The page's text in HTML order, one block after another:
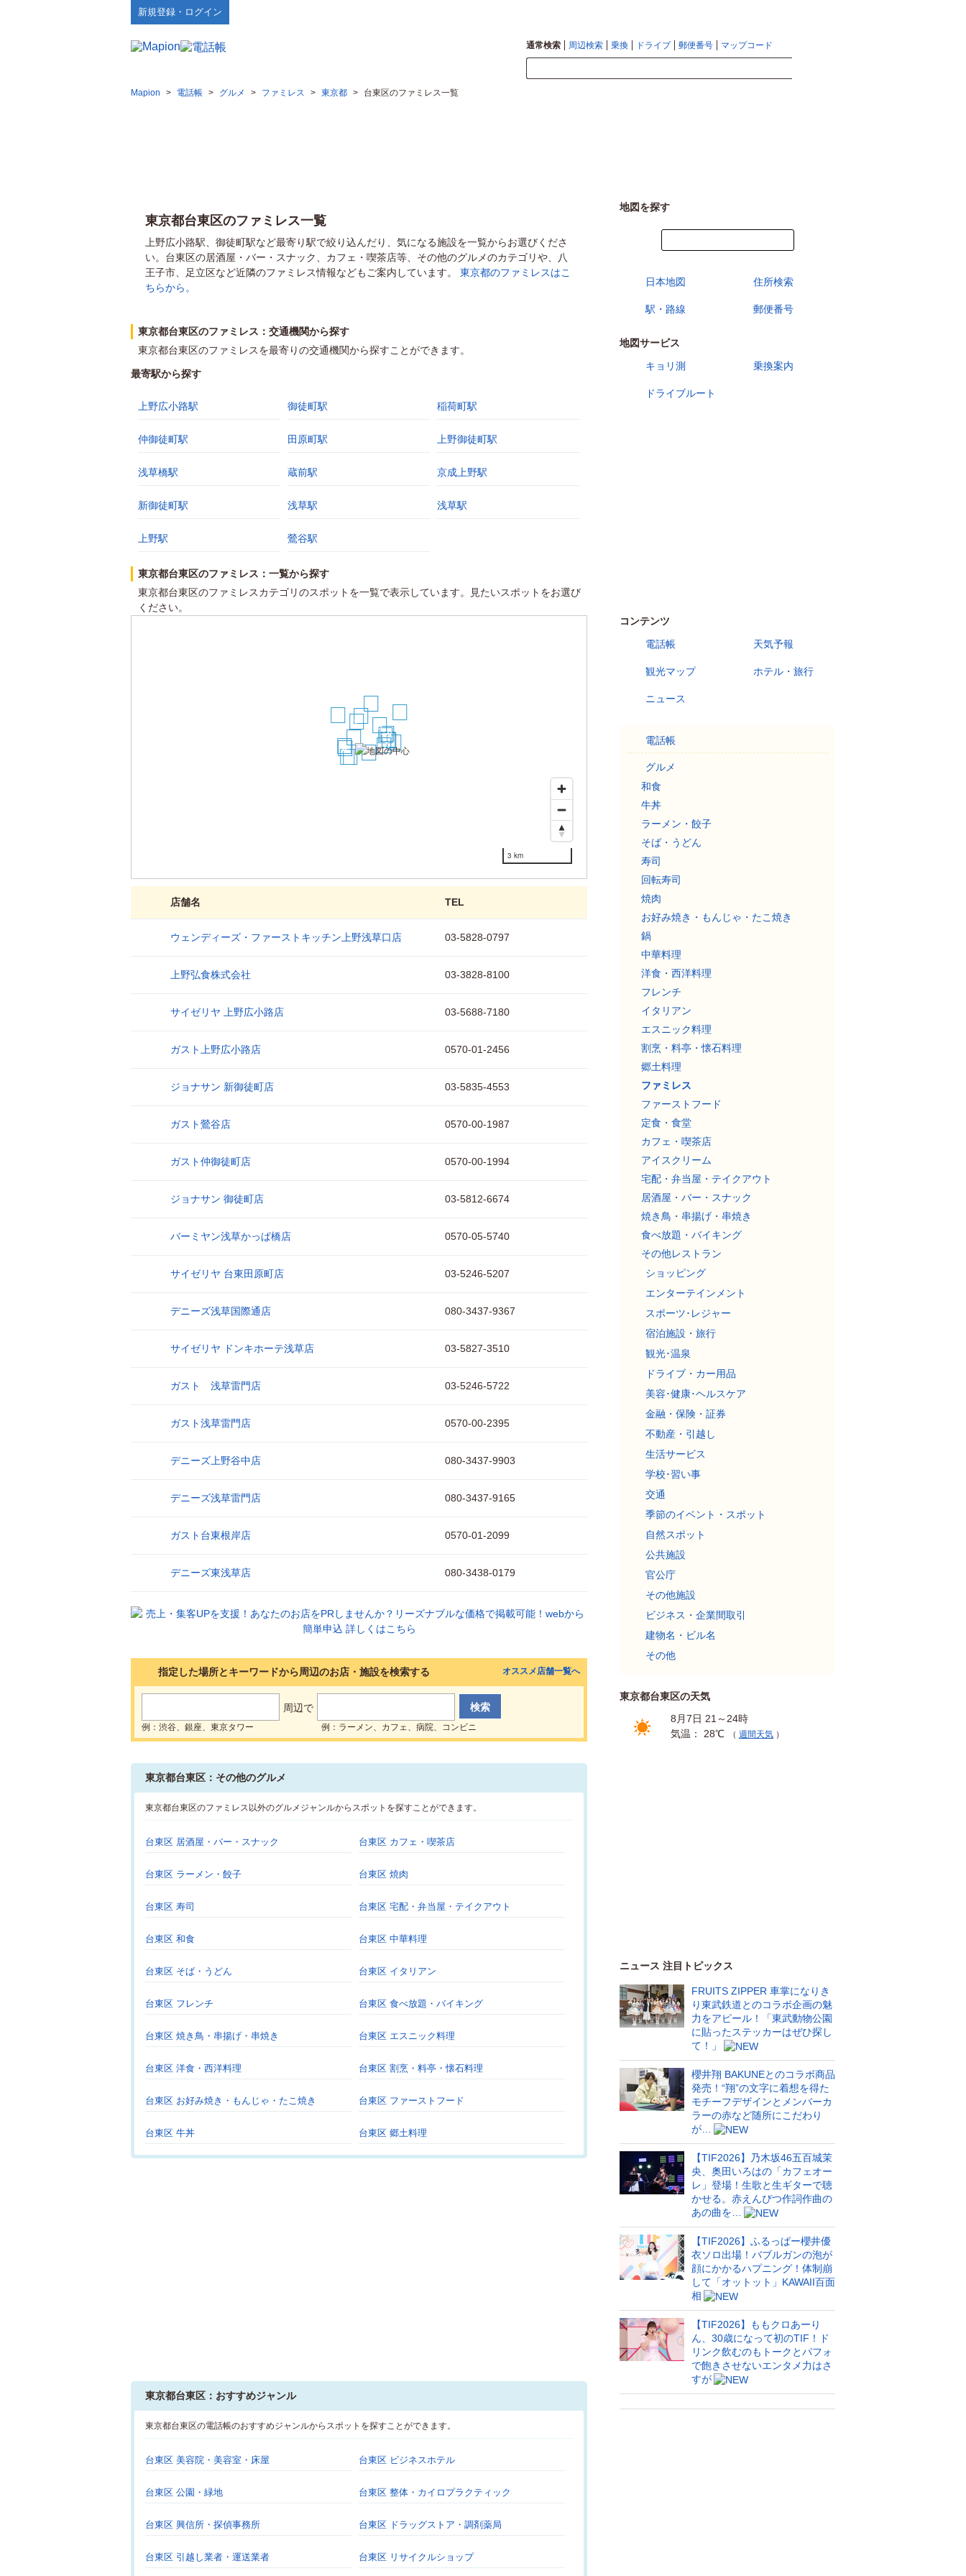
新規登録・ログイン
通常検索 周辺検索 乗換 ドライブ 郵便番号 マップコード
Mapion > 電話帳 > グルメ > ファミレス > 東京都 > 台東区のファミレス一覧
東京都台東区のファミレス一覧
上野広小路駅、御徒町駅など最寄り駅で絞り込んだり、気になる施設を一覧からお選びくださ
い。台東区の居酒屋・バー・スナック、カフェ・喫茶店等、その他のグルメのカテゴリや、八
王子市、足立区など近隣のファミレス情報などもご案内しています。 東京都のファミレスはこ
ちらから。
東京都台東区のファミレス：交通機関から探す
東京都台東区のファミレスを最寄りの交通機関から探すことができます。
最寄駅から探す
上野広小路駅 御徒町駅 稲荷町駅
仲御徒町駅 田原町駅 上野御徒町駅
浅草橋駅 蔵前駅 京成上野駅
新御徒町駅 浅草駅 浅草駅
上野駅 鶯谷駅
東京都台東区のファミレス：一覧から探す
東京都台東区のファミレスカテゴリのスポットを一覧で表示しています。見たいスポットをお選び
ください。
1
2
3
4 5
6
7
8
9
10
11
12
13
14
16
3 km
店舗名 TEL
ウェンディーズ・ファーストキッチン上野浅草口店 03-5828-0797
上野弘食株式会社 03-3828-8100
サイゼリヤ 上野広小路店 03-5688-7180
ガスト上野広小路店 0570-01-2456
ジョナサン 新御徒町店 03-5835-4553
ガスト鶯谷店 0570-00-1987
ガスト仲御徒町店 0570-00-1994
ジョナサン 御徒町店 03-5812-6674
バーミヤン浅草かっぱ橋店 0570-05-5740
サイゼリヤ 台東田原町店 03-5246-5207
デニーズ浅草国際通店 080-3437-9367
サイゼリヤ ドンキホーテ浅草店 03-5827-3510
ガスト 浅草雷門店 03-5246-5722
ガスト浅草雷門店 0570-00-2395
デニーズ上野谷中店 080-3437-9903
デニーズ浅草雷門店 080-3437-9165
ガスト台東根岸店 0570-01-2099
デニーズ東浅草店 080-3438-0179
指定した場所とキーワードから周辺のお店・施設を検索する
周辺で
例：渋谷、銀座、東京タワー 例：ラーメン、カフェ、病院、コンビニ
オススメ店舗一覧へ
東京都台東区：その他のグルメ
東京都台東区のファミレス以外のグルメジャンルからスポットを探すことができます。
台東区 居酒屋・バー・スナック 台東区 カフェ・喫茶店
台東区 ラーメン・餃子 台東区 焼肉
台東区 寿司 台東区 宅配・弁当屋・テイクアウト
台東区 和食 台東区 中華料理
台東区 そば・うどん 台東区 イタリアン
台東区 フレンチ 台東区 食べ放題・バイキング
台東区 焼き鳥・串揚げ・串焼き 台東区 エスニック料理
台東区 洋食・西洋料理 台東区 割烹・料亭・懐石料理
台東区 お好み焼き・もんじゃ・たこ焼き 台東区 ファーストフード
台東区 牛丼 台東区 郷土料理
東京都台東区：おすすめジャンル
東京都台東区の電話帳のおすすめジャンルからスポットを探すことができます。
台東区 美容院・美容室・床屋 台東区 ビジネスホテル
台東区 公園・緑地 台東区 整体・カイロプラクティック
台東区 興信所・探偵事務所 台東区 ドラッグストア・調剤薬局
台東区 引越し業者・運送業者 台東区 リサイクルショップ
地図を探す
日本地図 住所検索
駅・路線 郵便番号
地図サービス
キョリ測
乗換案内
ドライブルート
コンテンツ
電話帳
天気予報
観光マップ ホテル・旅行
ニュース
電話帳
グルメ
和食
牛丼
ラーメン・餃子
そば・うどん
寿司
回転寿司
焼肉
お好み焼き・もんじゃ・たこ焼き
鍋
中華料理
洋食・西洋料理
フレンチ
イタリアン
エスニック料理
割烹・料亭・懐石料理
郷土料理
ファミレス
ファーストフード
定食・食堂
カフェ・喫茶店
アイスクリーム
宅配・弁当屋・テイクアウト
居酒屋・バー・スナック
焼き鳥・串揚げ・串焼き
食べ放題・バイキング
その他レストラン
ショッピング
エンターテインメント
スポーツ･レジャー
宿泊施設・旅行
観光･温泉
ドライブ・カー用品
美容･健康･ヘルスケア
金融・保険・証券
不動産・引越し
生活サービス
学校･習い事
交通
季節のイベント・スポット
自然スポット
公共施設
官公庁
その他施設
ビジネス・企業間取引
建物名・ビル名
その他
東京都台東区の天気
8月7日 21～24時
気温： 28℃
（ 週間天気 ）
ニュース 注目トピックス
FRUITS ZIPPER 車掌になりき
り東武鉄道とのコラボ企画の魅
力をアピール！「東武動物公園
に貼ったステッカーはぜひ探し
て！」
櫻井翔 BAKUNEとのコラボ商品
発売！“翔”の文字に着想を得た
モチーフデザインとメンバーカ
ラーの赤など随所にこだわり
が…
【TIF2026】乃木坂46五百城茉
央、奥田いろはの「カフェオー
レ」登場！生歌と生ギターで聴
かせる。赤えんぴつ作詞作曲の
あの曲を…
【TIF2026】ふるっぱー櫻井優
衣ソロ出場！バブルガンの泡が
顔にかかるハプニング！体制崩
して「オットット」KAWAII百面
相
【TIF2026】ももクロあーり
ん、30歳になって初のTIF！ド
リンク飲むのもトークとパフォ
で飽きさせないエンタメ力はさ
すが